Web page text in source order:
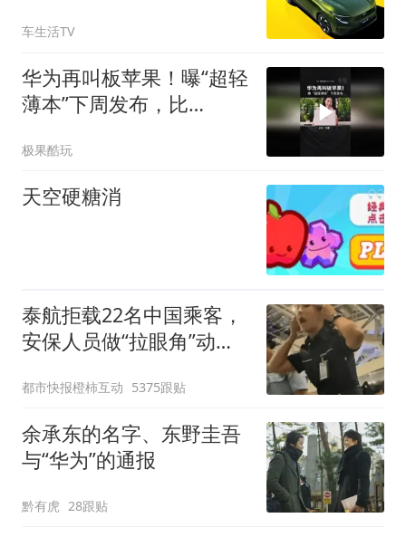
车生活TV
华为再叫板苹果！曝“超轻
薄本”下周发布，比
极果酷玩
天空硬糖消
泰航拒载22名中国乘客，
安保人员做“拉眼角”动
拒绝登机决定由航司作
出；亲历者：曾承诺免费
改签但没兑现
都市快报橙柿互动 5375跟贴
余承东的名字、东野圭吾
与“华为”的通报
黔有虎 28跟贴